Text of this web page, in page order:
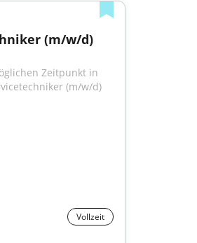
(m/w/d)
Zeitpunkt in
(m/w/d)
Vollzeit